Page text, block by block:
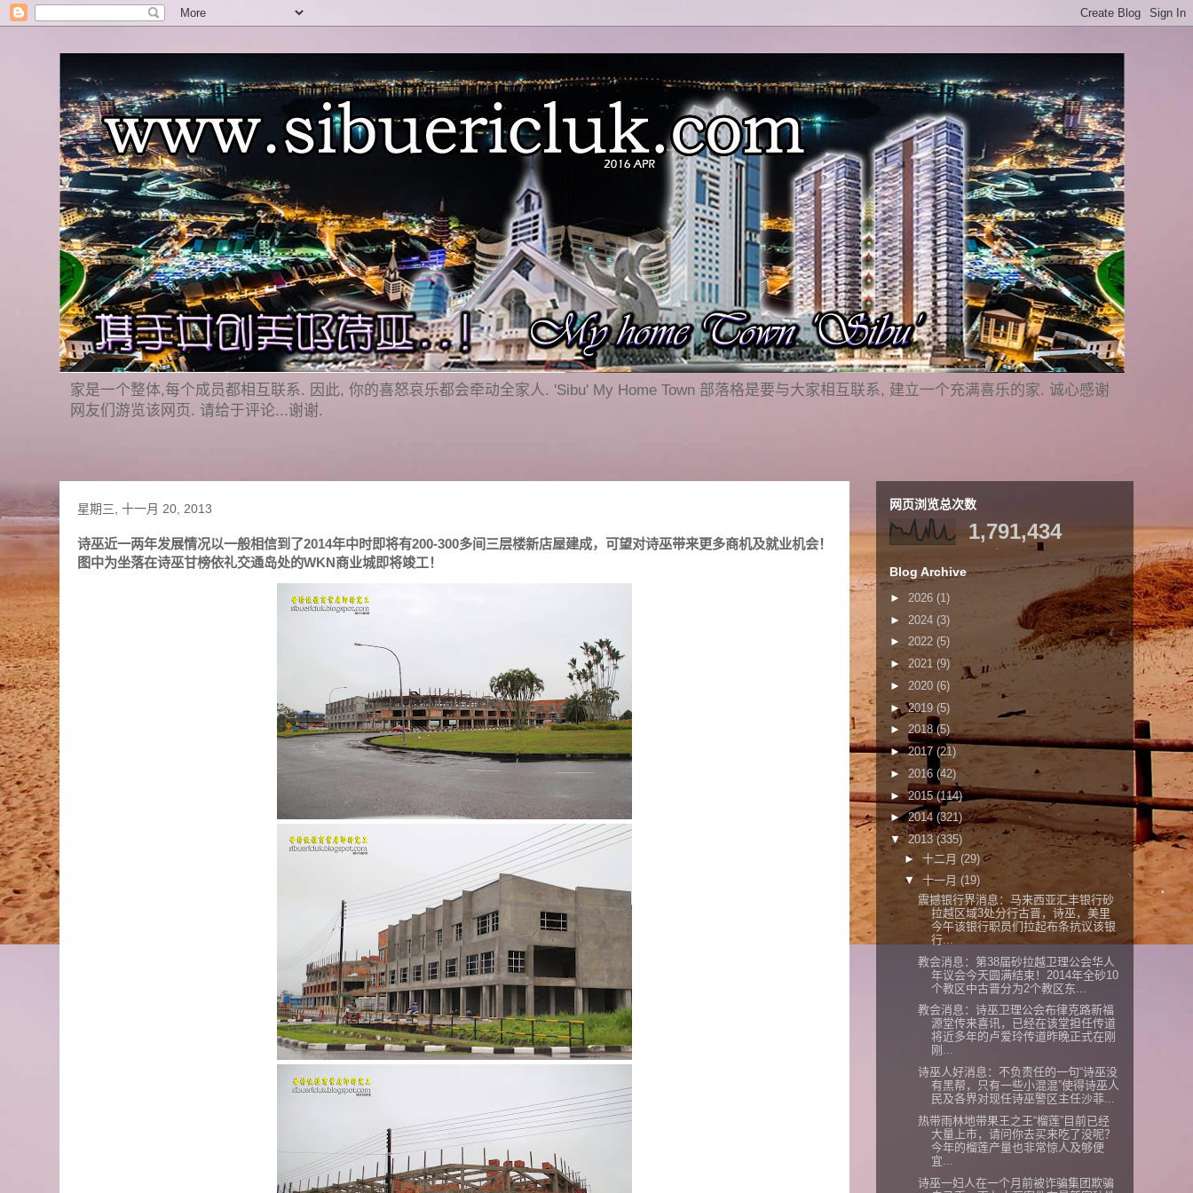
家是一个整体,每个成员都相互联系. 因此, 你的喜怒哀乐都会牵动全家人. 'Sibu' My Home Town 部落格是要与大家相互联系, 建立一个充满喜乐的家. 诚心感谢
网友们游览该网页. 请给于评论...谢谢.
星期三, 十一月 20, 2013
诗巫近一两年发展情况以一般相信到了2014年中时即将有200-300多间三层楼新店屋建成，可望对诗巫带来更多商机及就业机会！
图中为坐落在诗巫甘榜依礼交通岛处的WKN商业城即将竣工！
网页浏览总次数
1,791,434
Blog Archive
► 2026 (1)
► 2024 (3)
► 2022 (5)
► 2021 (9)
► 2020 (6)
►2019 (5)
► 2018(5)
►2017(21)
►2016 (42)
►2015(114)
►2014 (321)
▼2013(335)
► 十二月 (29)
▼ 十一月 (19)
震撼银行界消息：马来西亚汇丰银行砂
拉越区域3处分行古晋，诗巫，美里
今午该银行职员们拉起布条抗议该银
行...
教会消息：第38届砂拉越卫理公会华人
年议会今天圆满结束！2014年全砂10
个教区中古晋分为2个教区东...
教会消息：诗巫卫理公会布律克路新福
源堂传来喜讯，已经在该堂担任传道
将近多年的卢爱玲传道昨晚正式在刚
刚...
诗巫人好消息：不负责任的一句“诗巫没
有黑帮，只有一些小混混”使得诗巫人
民及各界对现任诗巫警区主任沙菲...
热带雨林地带果王之王“榴莲”目前已经
大量上市，请问你去买来吃了没呢？
今年的榴莲产量也非常惊人及够便
宜...
诗巫一妇人在一个月前被诈骗集团欺骗